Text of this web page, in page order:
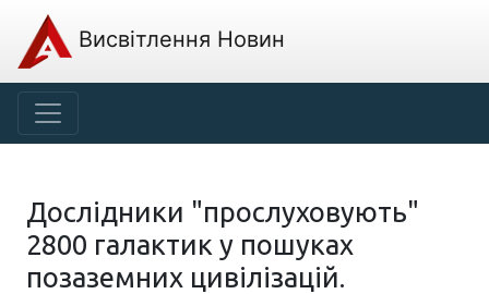
Висвітлення Новин
Дослідники "прослуховують"
2800 галактик у пошуках
позаземних цивілізацій.